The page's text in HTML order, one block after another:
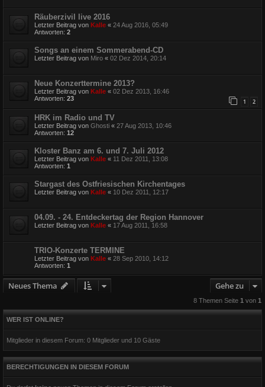
Räuberzivil live 2016
Letzter Beitrag von Kalle « 24 Aug 2016, 05:49
Antworten: 2
Songs an einem Sommerabend-CD
Letzter Beitrag von Miro « 02 Dez 2014, 20:14
Neue Konzerttermine 2013?
Letzter Beitrag von Kalle « 02 Dez 2013, 16:46
Antworten: 23 1 2
HRK im Radio und TV
Letzter Beitrag von Ghosti « 27 Aug 2013, 10:46
Antworten: 12
Kloster Banz am 6. und 7. Juli 2012
Letzter Beitrag von Kalle « 11 Dez 2011, 13:08
Antworten: 1
Stargast des Ostfriesischen Kirchentages
Letzter Beitrag von Kalle « 10 Dez 2011, 12:17
04.09. - 24. Entdeckertag der Region Hannover
Letzter Beitrag von Kalle « 17 Aug 2011, 16:58
TRIO-Konzerte TERMINE
Letzter Beitrag von Kalle « 28 Sep 2010, 14:12
Antworten: 1
Neues Thema Gehe zu
8 Themen Seite 1 von 1
WER IST ONLINE?
Mitglieder in diesem Forum: 0 Mitglieder und 10 Gäste
BERECHTIGUNGEN IN DIESEM FORUM